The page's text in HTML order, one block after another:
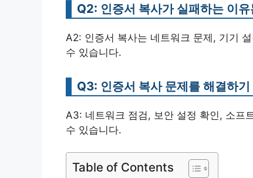
Q2: 인증서 복사가 실패하는 이
A2: 인증서 복사는 네트워크 문제, 기기
수 있습니다.
Q3: 인증서 복사 문제를 해결하
A3: 네트워크 점검, 보안 설정 확인, 소프
수 있습니다.
Table of Contents